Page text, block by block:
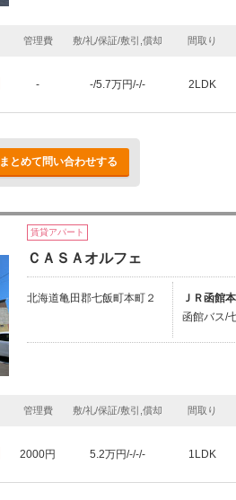
管理費 敷/礼/保証/敷引,償却 間取り
- -/5.7万円/-/- 2LDK
まとめて問い合わせする
賃貸アパート
ＣＡＳＡオルフェ
北海道亀田郡七飯町本町２
ＪＲ函館
函館バス/
管理費 敷/礼/保証/敷引,償却 間取り
2000円 5.2万円/-/-/- 1LDK